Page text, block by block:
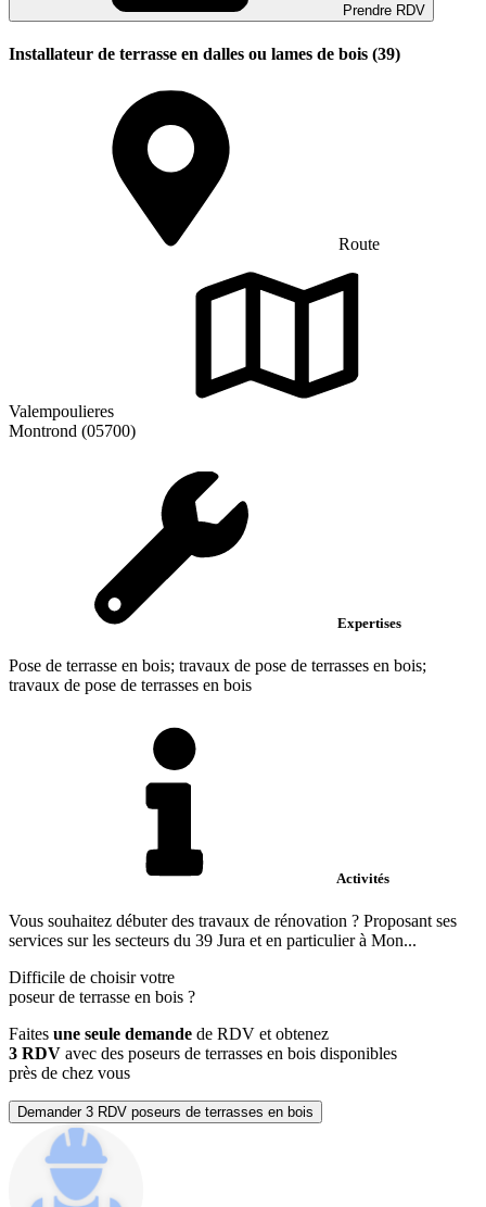
Prendre RDV
Installateur de terrasse en dalles ou lames de bois (39)
Route
Valempoulieres
Montrond (05700)
Expertises
Pose de terrasse en bois; travaux de pose de terrasses en bois;
travaux de pose de terrasses en bois
Activités
Vous souhaitez débuter des travaux de rénovation ? Proposant ses
services sur les secteurs du 39 Jura et en particulier à Mon...
Difficile de choisir votre
poseur de terrasse en bois ?
Faites une seule demande de RDV et obtenez
3 RDV avec des poseurs de terrasses en bois disponibles
près de chez vous
Demander 3 RDV poseurs de terrasses en bois